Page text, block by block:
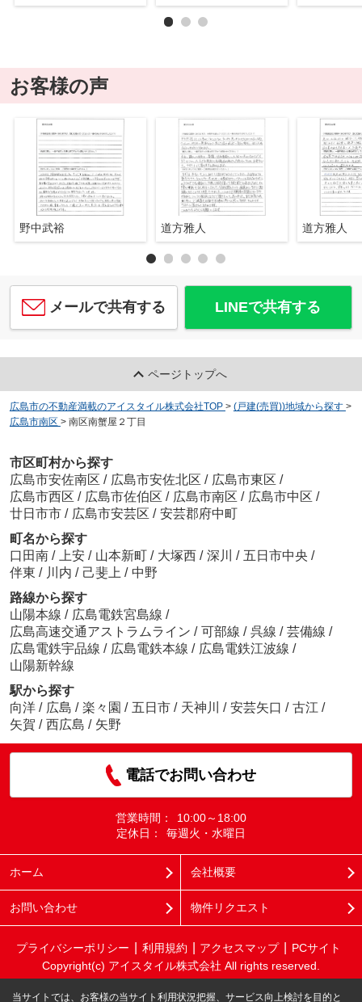
お客様の声
野中武裕 道方雅人 道方雅人
メールで共有する LINEで共有する
ページトップへ
広島市の不動産満載のアイスタイル株式会社TOP > (戸建(売買))地域から探す >
広島市南区 > 南区南蟹屋２丁目
市区町村から探す
広島市安佐南区 / 広島市安佐北区 / 広島市東区 /
広島市西区 / 広島市佐伯区 / 広島市南区 / 広島市中区 /
廿日市市 / 広島市安芸区 / 安芸郡府中町
町名から探す
口田南 / 上安 / 山本新町 / 大塚西 / 深川 / 五日市中央 /
伴東 / 川内 / 己斐上 / 中野
路線から探す
山陽本線 / 広島電鉄宮島線 /
広島高速交通アストラムライン / 可部線 / 呉線 / 芸備線 /
広島電鉄宇品線 / 広島電鉄本線 / 広島電鉄江波線 /
山陽新幹線
駅から探す
向洋 / 広島 / 楽々園 / 五日市 / 天神川 / 安芸矢口 / 古江 /
矢賀 / 西広島 / 矢野
電話でお問い合わせ
営業時間：
10:00～18:00
定休日：
毎週火・水曜日
ホーム 会社概要
お問い合わせ 物件リクエスト
プライバシーポリシー 利用規約 アクセスマップ
PCサイト
Copyright(c) アイスタイル株式会社 All rights reserved.
当サイトでは、お客様の当サイト利用状況把握、サービス向上検討を目的と